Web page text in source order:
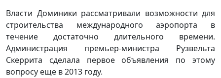
Власти Доминики рассматривали возможности для
строительства международного аэропорта в
течение достаточно длительного времени.
Администрация премьер-министра Рузвельта
Скеррита сделала первое объявления по этому
вопросу еще в 2013 году.